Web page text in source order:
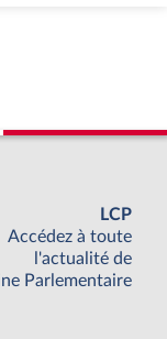
LCP
Accédez à toute
l'actualité de
Parlementaire